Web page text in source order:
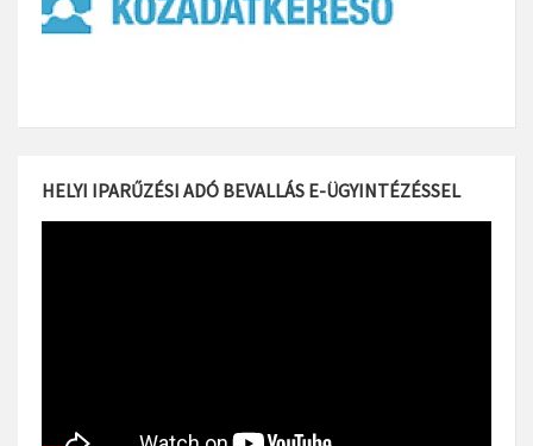
HELYI IPARŰZÉSI ADÓ BEVALLÁS E-ÜGYINTÉZÉSSEL